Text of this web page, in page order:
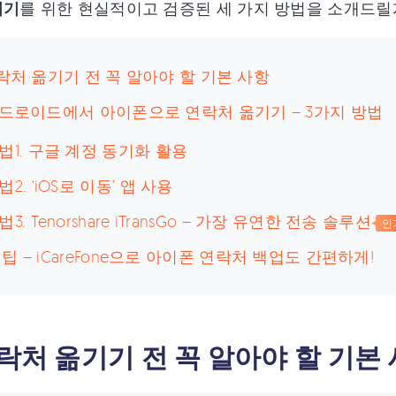
를 위한 현실적이고 검증된 세 가지 방법을 소개드릴
처 옮기기 전 꼭 알아야 할 기본 사항
로이드에서 아이폰으로 연락처 옮기기 – 3가지 방법
1. 구글 계정 동기화 활용
2. ‘iOS로 이동’ 앱 사용
3. Tenorshare iTransGo – 가장 유연한 전송 솔루션
인
– iCareFone으로 아이폰 연락처 백업도 간편하게!
처 옮기기 전 꼭 알아야 할 기본